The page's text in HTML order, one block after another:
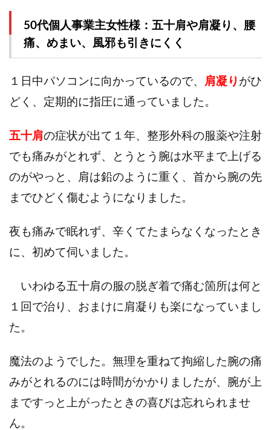
個人事
業主女
性様：
り、腰
まい、
くく
1.2
50代
女性
様：五
ムーズ
りまし
2
カテ
ゴリ
声を
50代個人事業主女性様：五十肩や肩凝り、腰
痛、めまい、風邪も引きにくく
１日中パソコンに向かっているので、 肩凝り がひ
どく、定期的に指圧に通っていました。
五十肩の症状が出て１年、整形外科の服薬や注射
でも痛みがとれず、とうとう腕は水平まで上げる
のがやっと、肩は鉛のように重く、首から腕の先
までひどく傷むようになりました。
夜も痛みで眠れず、辛くてたまらなくなったとき
に、初めて伺いました。
いわゆる五十肩の服の脱ぎ着で痛む箇所は何と
１回で治り、おまけに肩凝りも楽になっていまし
た。
魔法のようでした。無理を重ねて拘縮した腕の痛
みがとれるのには時間がかかりましたが、腕が上
まですっと上がったときの喜びは忘れられませ
ん。